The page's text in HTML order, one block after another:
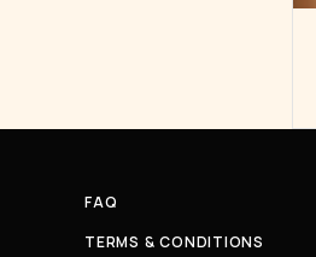
FAQ
TERMS & CONDITIONS